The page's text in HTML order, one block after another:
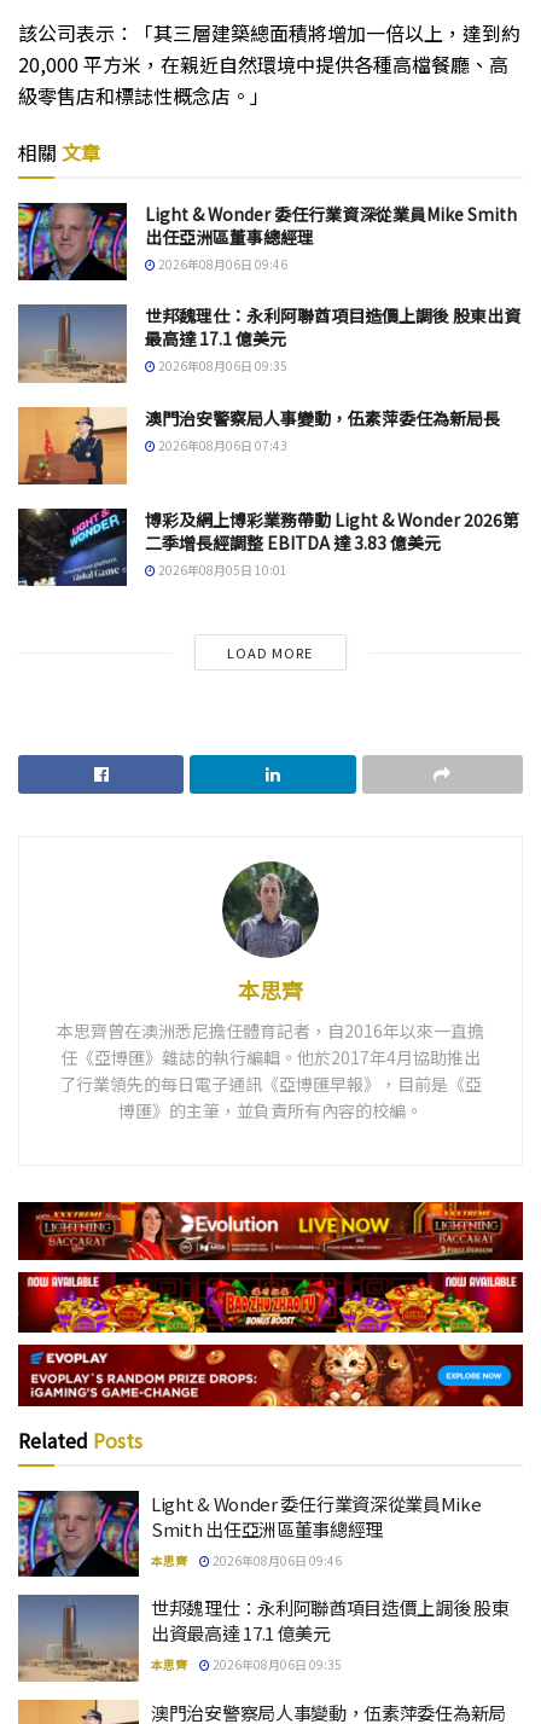
該公司表示：「其三層建築總面積將增加一倍以上，達到約
20,000 平方米，在親近自然環境中提供各種高檔餐廳、高
級零售店和標誌性概念店。」
相關 文章
Light & Wonder 委任行業資深從業員Mike Smith
出任亞洲區董事總經理
2026年08月06日 09:46
世邦魏理仕：永利阿聯酋項目造價上調後 股東出資
最高達 17.1 億美元
2026年08月06日 09:35
澳門治安警察局人事變動，伍素萍委任為新局長
2026年08月06日 07:43
博彩及網上博彩業務帶動 Light & Wonder 2026第
二季增長經調整 EBITDA 達 3.83 億美元
2026年08月05日 10:01
LOAD MORE
本思齊
本思齊曾在澳洲悉尼擔任體育記者，自2016年以來一直擔
任《亞博匯》雜誌的執行編輯。他於2017年4月協助推出
了行業領先的每日電子通訊《亞博匯早報》，目前是《亞
博匯》的主筆，並負責所有內容的校編。
Related Posts
Light & Wonder 委任行業資深從業員Mike
Smith 出任亞洲區董事總經理
本思齊 2026年08月06日 09:46
世邦魏理仕：永利阿聯酋項目造價上調後 股東
出資最高達 17.1 億美元
本思齊 2026年08月06日 09:35
澳門治安警察局人事變動，伍素萍委任為新局